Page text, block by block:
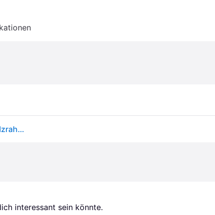
VEVOR Pinnwand Kork 407 x 559 mm, Pinnwand Kork Holzrahmen, Pinnwand aus Kork, Korkwand Pinnwand - Befestigungsmaterial und Druckstifte im Lieferumfang Enthalten, Holzrahmen, in Haushalten, Büros usw.
interessant sein könnte.